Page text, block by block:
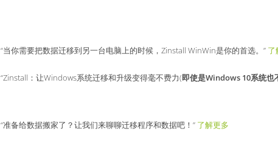
“当你需要把数据迁移到另一台电脑上的时候，Zinstall WinWin是你的首选。” 了
“Zinstall：让Windows系统迁移和升级变得毫不费力(即使是Windows 10系统也
“准备给数据搬家了？让我们来聊聊迁移程序和数据吧！” 了解更多